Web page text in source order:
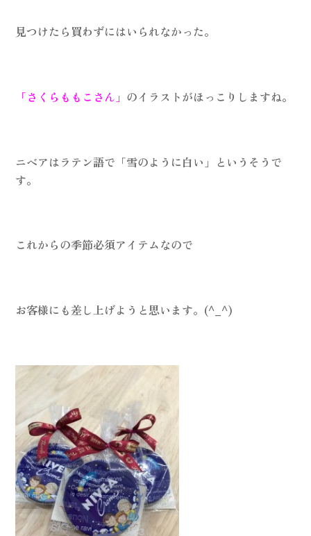
見つけたら買わずにはいられなかった。
「さくらももこさん」 のイラストがほっこりしますね。
ニベアはラテン語で「雪のように白い」というそうで
す。
これからの季節必須アイテムなので
お客様にも差し上げようと思います。(^_^)